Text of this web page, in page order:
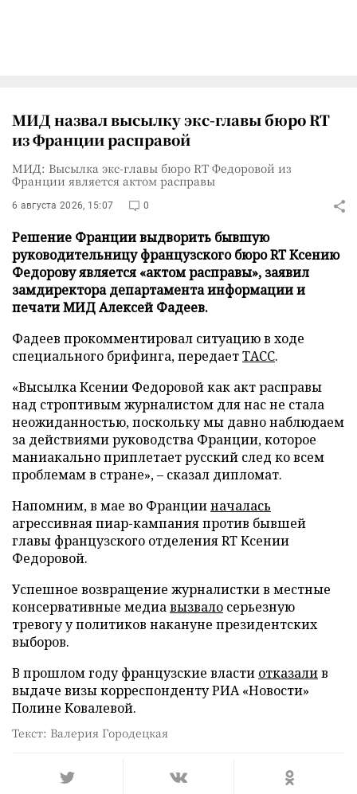
МИД назвал высылку экс-главы бюро RT
из Франции расправой
МИД: Высылка экс-главы бюро RT Федоровой из
Франции является актом расправы
6 августа 2026, 15:07 0
Решение Франции выдворить бывшую
руководительницу французского бюро RT Ксению
Федорову является «актом расправы», заявил
замдиректора департамента информации и
печати МИД Алексей Фадеев.
Фадеев прокомментировал ситуацию в ходе
специального брифинга, передаетТАСС.
«Высылка Ксении Федоровой как акт расправы
над строптивым журналистом для нас не стала
неожиданностью, поскольку мы давно наблюдаем
за действиями руководства Франции, которое
маниакально приплетает русский след ко всем
проблемам в стране», – сказал дипломат.
Напомним, в мае во Францииначалась
агрессивная пиар-кампания против бывшей
главы французского отделения RT Ксении
Федоровой.
Успешное возвращение журналистки в местные
консервативные медиавызвало серьезную
тревогу у политиков накануне президентских
выборов.
В прошлом году французские власти отказалив
выдаче визы корреспонденту РИА «Новости»
Полине Ковалевой.
Текст: Валерия Городецкая